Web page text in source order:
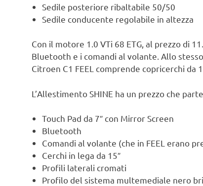
Sedile posteriore ribaltabile 50/50
Sedile conducente regolabile in altezza
Con il motore 1.0 VTi 68 ETG, al prezzo di
Bluetooth e i comandi al volante. Allo
Citroen C1 FEEL comprende copricerchi da
L’Allestimento SHINE ha un prezzo che
Touch Pad da 7″ con Mirror Screen
Bluetooth
Comandi al volante (che in FEEL erano
Cerchi in lega da 15″
Profili laterali cromati
Profilo del sistema multemediale nero